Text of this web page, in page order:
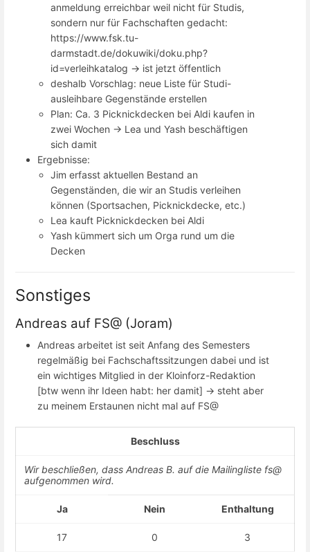
anmeldung erreichbar weil nicht für Studis,
sondern nur für Fachschaften gedacht:
https://www.fsk.tu-
darmstadt.de/dokuwiki/doku.php?
id=verleihkatalog -> ist jetzt öffentlich
deshalb Vorschlag: neue Liste für Studi-
ausleihbare Gegenstände erstellen
Plan: Ca. 3 Picknickdecken bei Aldi kaufen in
zwei Wochen -> Lea und Yash beschäftigen
sich damit
Ergebnisse:
Jim erfasst aktuellen Bestand an
Gegenständen, die wir an Studis verleihen
können (Sportsachen, Picknickdecke, etc.)
Lea kauft Picknickdecken bei Aldi
Yash kümmert sich um Orga rund um die
Decken
Sonstiges
Andreas auf FS@ (Joram)
Andreas arbeitet ist seit Anfang des Semesters
regelmäßig bei Fachschaftssitzungen dabei und ist
ein wichtiges Mitglied in der Kloinforz-Redaktion
[btw wenn ihr Ideen habt: her damit] -> steht aber
zu meinem Erstaunen nicht mal auf FS@
Beschluss
Wir beschließen, dass Andreas B. auf die Mailingliste fs@
aufgenommen wird.
Ja Nein Enthaltung
17 0 3